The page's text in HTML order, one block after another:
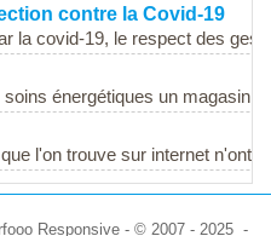
contre la Covid-19
la covid-19, le respect des
énergétiques un magasin
l'on trouve sur internet n'ont
Responsive - © 2007 - 2025 -